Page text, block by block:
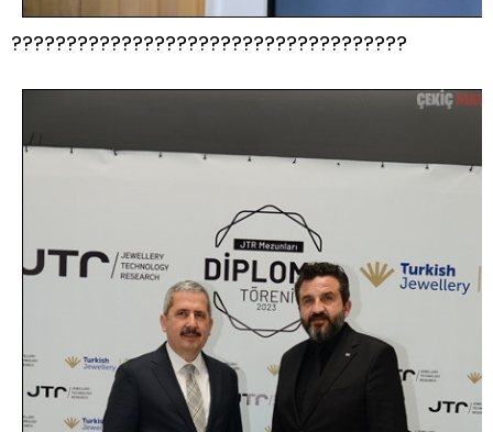
????????????????????????????????????